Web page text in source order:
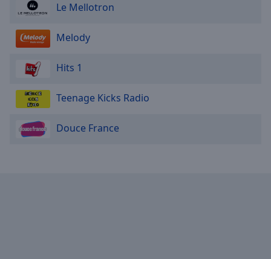
Le Mellotron
Melody
Hits 1
Teenage Kicks Radio
Douce France